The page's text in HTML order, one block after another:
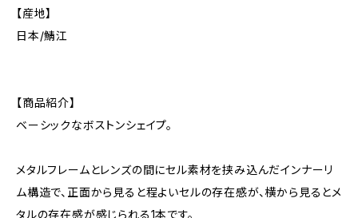
【産地】
日本/鯖江
【商品紹介】
ベーシックなボストンシェイプ。
メタルフレームとレンズの間にセル素材を挟み込んだインナーリ
ム構造で、正面から見ると程よいセルの存在感が、横から見るとメ
タルの存在感が感じられる1本です。